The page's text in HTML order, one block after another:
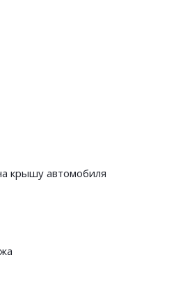
крышу автомобиля